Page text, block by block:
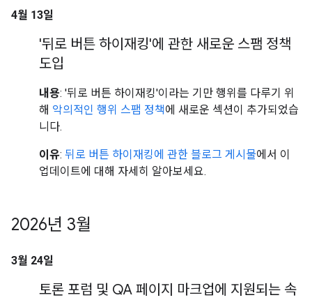
4월 13일
'뒤로 버튼 하이재킹'에 관한 새로운 스팸 정책
도입
내용: '뒤로 버튼 하이재킹'이라는 기만 행위를 다루기 위
해 악의적인 행위 스팸 정책 에 새로운 섹션이 추가되었습
니다.
이유: 뒤로 버튼 하이재킹에 관한 블로그 게시물에서 이
업데이트에 대해 자세히 알아보세요.
2026년 3월
3월 24일
토론 포럼 및 QA 페이지 마크업에 지원되는 속